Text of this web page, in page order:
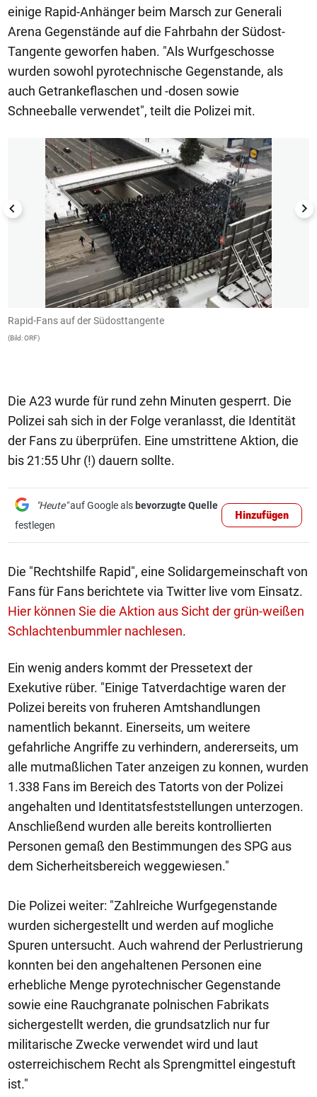
einige Rapid-Anhänger beim Marsch zur Generali
Arena Gegenstände auf die Fahrbahn der Südost-
Tangente geworfen haben. "Als Wurfgeschosse
wurden sowohl pyrotechnische Gegenstande, als
auch Getrankeflaschen und -dosen sowie
Schneeballe verwendet", teilt die Polizei mit.
1/4
Rapid-Fans auf der Südosttangente
(Bild: ORF)
Die A23 wurde für rund zehn Minuten gesperrt. Die
Polizei sah sich in der Folge veranlasst, die Identität
der Fans zu überprüfen. Eine umstrittene Aktion, die
bis 21:55 Uhr (!) dauern sollte.
"Heute"auf Google als bevorzugte Quelle
festlegen
Hinzufügen
Die "Rechtshilfe Rapid", eine Solidargemeinschaft von
Fans für Fans berichtete via Twitter live vom Einsatz.
Hier können Sie die Aktion aus Sicht der grün-weißen
Schlachtenbummler nachlesen.
Ein wenig anders kommt der Pressetext der
Exekutive rüber. "Einige Tatverdachtige waren der
Polizei bereits von fruheren Amtshandlungen
namentlich bekannt. Einerseits, um weitere
gefahrliche Angriffe zu verhindern, andererseits, um
alle mutmaßlichen Tater anzeigen zu konnen, wurden
1.338 Fans im Bereich des Tatorts von der Polizei
angehalten und Identitatsfeststellungen unterzogen.
Anschließend wurden alle bereits kontrollierten
Personen gemaß den Bestimmungen des SPG aus
dem Sicherheitsbereich weggewiesen."
Die Polizei weiter: "Zahlreiche Wurfgegenstande
wurden sichergestellt und werden auf mogliche
Spuren untersucht. Auch wahrend der Perlustrierung
konnten bei den angehaltenen Personen eine
erhebliche Menge pyrotechnischer Gegenstande
sowie eine Rauchgranate polnischen Fabrikats
sichergestellt werden, die grundsatzlich nur fur
militarische Zwecke verwendet wird und laut
osterreichischem Recht als Sprengmittel eingestuft
ist."